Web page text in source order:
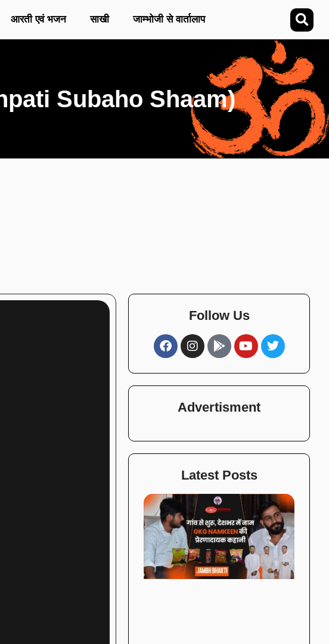
आरती एवं भजन साखी जाम्भोजी से वार्तालाप
Subaho Shaam)
Follow Us
Advertisment
Latest Posts